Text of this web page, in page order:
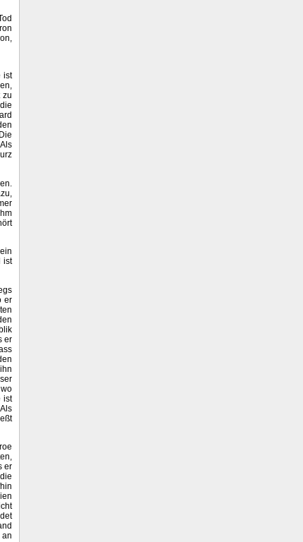
ist
zu
ist
er
er
ist
er
an